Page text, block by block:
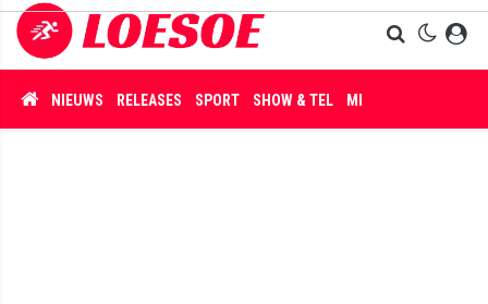
NIEUWS RELEASES SPORT SHOW & TEL MISDAAD